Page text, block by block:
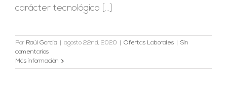
carácter tecnológico [...]
Por Raúl García agosto 22nd, 2020 Ofertas Laborales
Sin
comentarios
Más información